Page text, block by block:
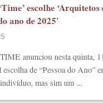
escolhe ‘Arquitetos
ano de 2025′
anunciou nesta quinta,
escolha de “Pessoa do Ano”
mas sim um ...